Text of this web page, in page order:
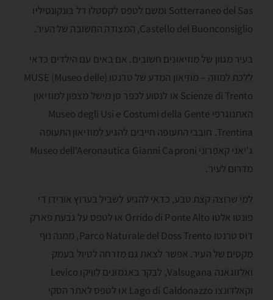
Sotterraneo del Sas ומשם לטפס לקסטלו דל בּונקונסיליו
Castello del Buonconsiglio, המצודה החשובה של העיר.
בעיר מגוון של מוזיאונים חשובים. אם באים עם הילדים כדאי
ללכת למוזה – מוזיאון המדע של טרנטו (MUSE (Museo delle
Scienze di Trento או לנסוע לכפר סן מישל מצפון למוזיאון
האתנוגרפי Museo degli Usi e Costumi della Gente
Trentina. חובבי התעופה חייבים להגיע למוזיאון התעופה
ג'יאני קאפרוני Museo dell'Aeronautica Gianni Caproni
מדרום לעיר.
למי שרוצה קצת טבע, כדאי להגיע לשביל בערוץ אורידו די
פונטו אלטו Orrido di Ponte Alto או לטפס על גבעת פארק
דוס טרנטו Parco Naturale del Doss Trento, ממנה נוף
מקסים של העיר. אפשר לצאת גם מזרחה לטיול בעמק
ואלזוגאנה Valsugana, לבקר באגמונים לוויקו Levico
וקאלדונצו Lago di Caldonazzo או לטפס לאתר הסקי